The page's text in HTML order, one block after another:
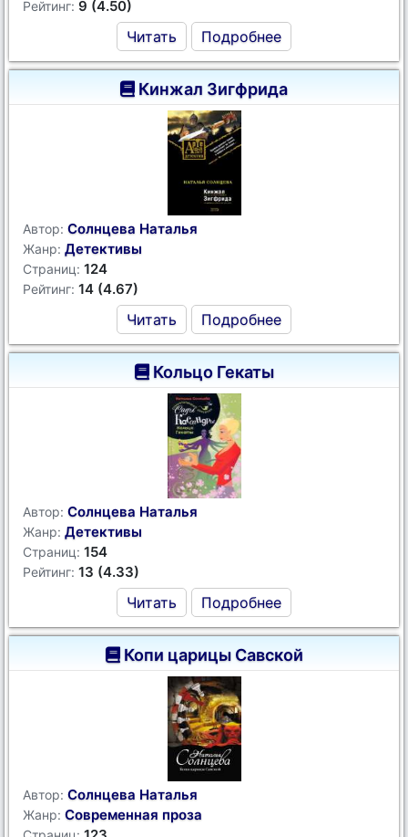
Рейтинг: 9 (4.50)
Читать Подробнее
Кинжал Зигфрида
Автор: Солнцева Наталья
Жанр: Детективы
Страниц: 124
Рейтинг: 14 (4.67)
Читать Подробнее
Кольцо Гекаты
Автор: Солнцева Наталья
Жанр: Детективы
Страниц: 154
Рейтинг: 13 (4.33)
Читать Подробнее
Копи царицы Савской
Автор: Солнцева Наталья
Жанр: Современная проза